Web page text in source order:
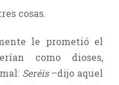
cosas.
le prometió el
como dioses,
Seréis–dijo aquel